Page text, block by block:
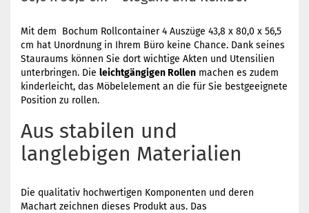
Mit dem Bochum Rollcontainer 4 Auszüge 43,8 x 80,0 x 56,5
cm hat Unordnung in Ihrem Büro keine Chance. Dank seines
Stauraums können Sie dort wichtige Akten und Utensilien
unterbringen. Die leichtgängigen Rollen machen es zudem
kinderleicht, das Möbelelement an die für Sie bestgeeignete
Position zu rollen.
Aus stabilen und
langlebigen Materialien
Die qualitativ hochwertigen Komponenten und deren
Machart zeichnen dieses Produkt aus. Das